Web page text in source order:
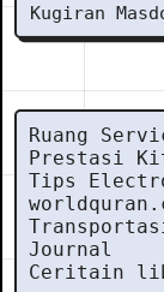
Kugiran
Ruang
Prestasi
Tips
Journal
Ceritain